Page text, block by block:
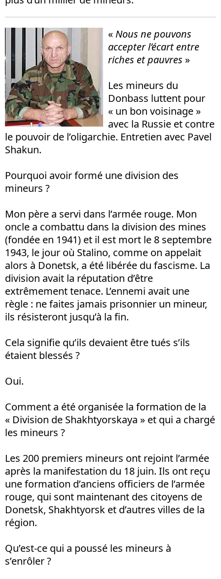
«Nous ne pouvons
accepter l’écart entre
riches et pauvres »
Les mineurs du
Donbass luttent pour
« un bon voisinage »
avec la Russie et contre
le pouvoir de l’oligarchie. Entretien avec Pavel
Shakun.
Pourquoi avoir formé une division des
mineurs ?
Mon père a servi dans l’armée rouge. Mon
oncle a combattu dans la division des mines
(fondée en 1941) et il est mort le 8 septembre
1943, le jour où Stalino, comme on appelait
alors à Donetsk, a été libérée du fascisme. La
division avait la réputation d’être
extrêmement tenace. L’ennemi avait une
règle : ne faites jamais prisonnier un mineur,
ils résisteront jusqu’à la fin.
Cela signifie qu’ils devaient être tués s’ils
étaient blessés ?
Oui.
Comment a été organisée la formation de la
« Division de Shakhtyorskaya » et qui a chargé
les mineurs ?
Les 200 premiers mineurs ont rejoint l’armée
après la manifestation du 18 juin. Ils ont reçu
une formation d’anciens officiers de l’armée
rouge, qui sont maintenant des citoyens de
Donetsk, Shakhtyorsk et d’autres villes de la
région.
Qu’est-ce qui a poussé les mineurs à
s’enrôler ?